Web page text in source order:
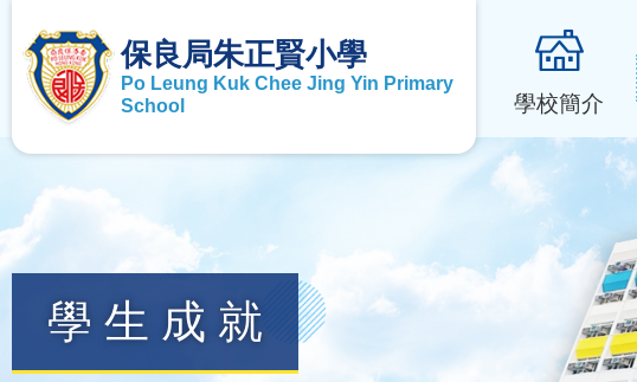
保良局朱正賢小學
Po Leung Kuk Chee Jing Yin Primary
School
學校簡介
學生成就